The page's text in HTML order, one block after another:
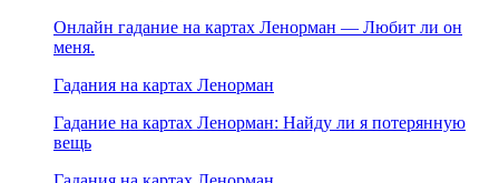
Онлайн гадание на картах Ленорман — Любит ли он
меня.
Гадания на картах Ленорман
Гадание на картах Ленорман: Найду ли я потерянную
вещь